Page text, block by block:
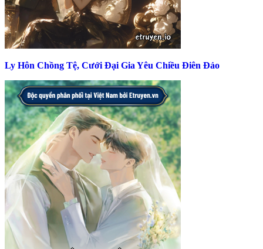
Ly Hôn Chồng Tệ, Cưới Đại Gia Yêu Chiều Điên Đảo